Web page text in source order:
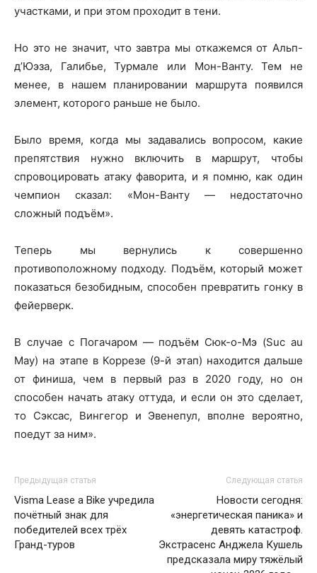
участками, и при этом проходит в тени.
Но это не значит, что завтра мы откажемся от Альп-
д’Юэза, Галибье, Турмале или Мон-Ванту. Тем не
менее, в нашем планировании маршрута появился
элемент, которого раньше не было.
Было время, когда мы задавались вопросом, какие
препятствия нужно включить в маршрут, чтобы
спровоцировать атаку фаворита, и я помню, как один
чемпион сказал: «Мон-Ванту — недостаточно
сложный подъём».
Теперь мы вернулись к совершенно
противоположному подходу. Подъём, который может
показаться безобидным, способен превратить гонку в
фейерверк.
В случае с Погачаром — подъём Сюк-о-Мэ (Suc au
May) на этапе в Коррезе (9-й этап) находится дальше
от финиша, чем в первый раз в 2020 году, но он
способен начать атаку оттуда, и если он это сделает,
то Сэксас, Вингегор и Эвенепул, вполне вероятно,
поедут за ним».
Предыдущая статья
Visma Lease a Bike учредила
почётный знак для
победителей всех трёх
Гранд-туров
Следующая статья
Новости сегодня:
«энергетическая паника» и
девять катастроф.
Экстрасенс Анджела Кушель
предсказала миру тяжёлый